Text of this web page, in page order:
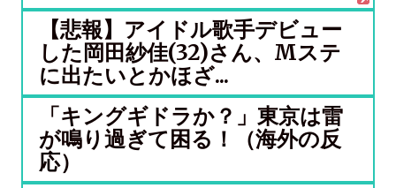
【悲報】アイドル歌手デビュー
した岡田紗佳(32)さん、Mステ
に出たいとかほざ...
「キングギドラか？」東京は雷
が鳴り過ぎて困る！（海外の反
応）